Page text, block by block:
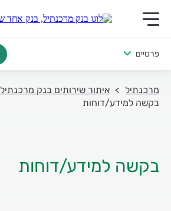
תפריט ראשי לנייד
פרטיים
מרכנתיל
איתור שירותים בנק מרכנתיל
בקשה למידע/דוחות
בקשה למידע/דוחות